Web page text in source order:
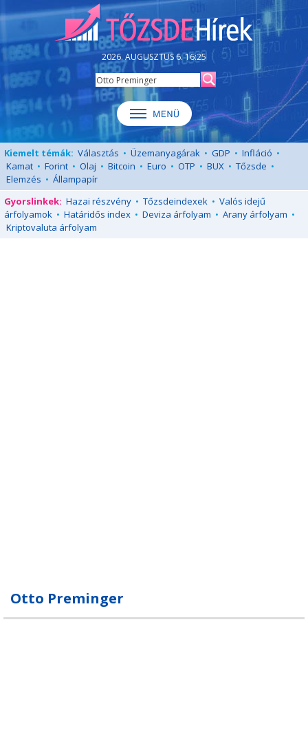
2026. AUGUSZTUS 6. 16:25
Kiemelt témák: Választás • Üzemanyagárak • GDP • Infláció •
Kamat • Forint • Olaj • Bitcoin • Euro • OTP • BUX • Tőzsde •
Elemzés • Állampapír
Gyorslinkek: Hazai részvény • Tőzsdeindexek • Valós idejű
árfolyamok • Határidős index • Deviza árfolyam • Arany árfolyam •
Kriptovaluta árfolyam
Otto Preminger